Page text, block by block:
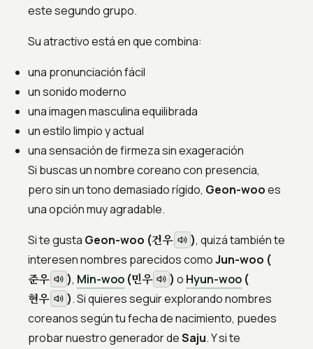
este segundo grupo.
Su atractivo está en que combina:
una pronunciación fácil
un sonido moderno
una imagen masculina equilibrada
un estilo limpio y actual
una sensación de firmeza sin exageración
Si buscas un nombre coreano con presencia,
pero sin un tono demasiado rígido, Geon-wooes
una opción muy agradable.
Si te gusta Geon-woo (건우 ), quizá también te
interesen nombres parecidos comoJun-woo (
준우 ), Min-woo(민우 ) o Hyun-woo (
현우 ). Si quieres seguir explorando nombres
coreanos según tu fecha de nacimiento, puedes
probar nuestro generador deSaju. Y si te